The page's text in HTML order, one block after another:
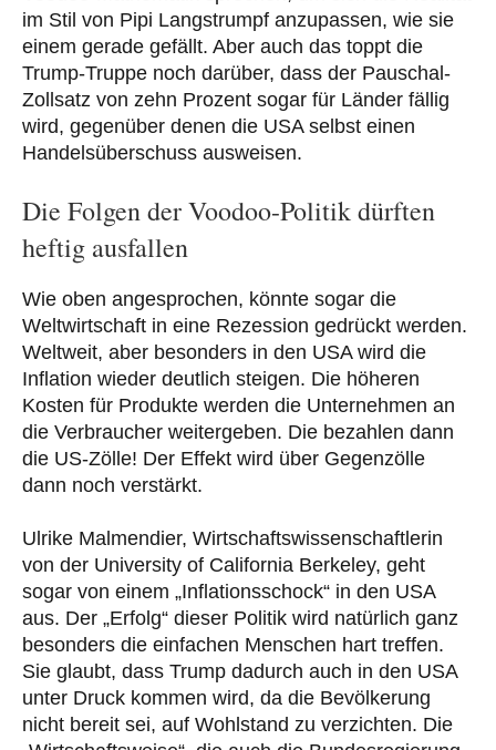
im Stil von Pipi Langstrumpf anzupassen, wie sie
einem gerade gefällt. Aber auch das toppt die
Trump-Truppe noch darüber, dass der Pauschal-
Zollsatz von zehn Prozent sogar für Länder fällig
wird, gegenüber denen die USA selbst einen
Handelsüberschuss ausweisen.
Die Folgen der Voodoo-Politik dürften
heftig ausfallen
Wie oben angesprochen, könnte sogar die
Weltwirtschaft in eine Rezession gedrückt werden.
Weltweit, aber besonders in den USA wird die
Inflation wieder deutlich steigen. Die höheren
Kosten für Produkte werden die Unternehmen an
die Verbraucher weitergeben. Die bezahlen dann
die US-Zölle! Der Effekt wird über Gegenzölle
dann noch verstärkt.
Ulrike Malmendier, Wirtschaftswissenschaftlerin
von der University of California Berkeley, geht
sogar von einem „Inflationsschock“ in den USA
aus. Der „Erfolg“ dieser Politik wird natürlich ganz
besonders die einfachen Menschen hart treffen.
Sie glaubt, dass Trump dadurch auch in den USA
unter Druck kommen wird, da die Bevölkerung
nicht bereit sei, auf Wohlstand zu verzichten. Die